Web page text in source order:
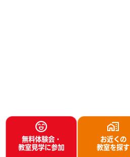
無料体験会・
教室見学に参加
お近くの
教室を探す